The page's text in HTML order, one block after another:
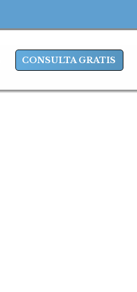
CONSULTA GRATIS